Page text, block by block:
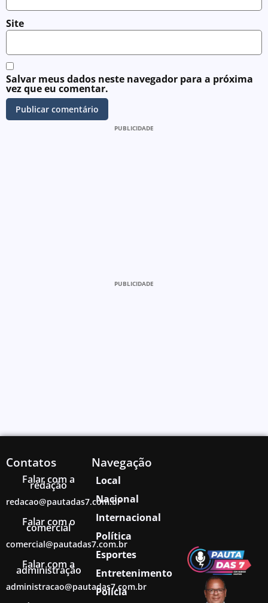
Site
Salvar meus dados neste navegador para a próxima
vez que eu comentar.
PUBLICIDADE
PUBLICIDADE
Contatos
Falar com a
redação
redacao@pautadas7.com.br
Falar com o
comercial
comercial@pautadas7.com.br
Falar com a
administração
administracao@pautadas7.com.br
Navegação
Local
Nacional
Internacional
Política
Esportes
Entretenimento
Polícia